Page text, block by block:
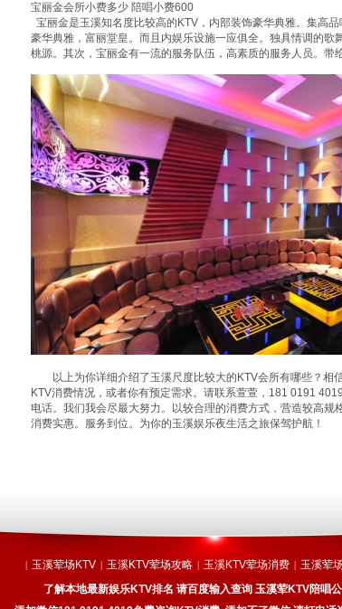
宝丽金会所小费多少 陪唱小费600
宝丽金是玉溪知名度比较高的KTV，内部装饰豪华典雅。集高
豪华典雅，富丽堂皇。而且内娱乐设施一应俱全。独具情调的
桃源。其次，宝丽金有一流的服务队伍，高素质的服务人员。带
以上为你详细介绍了玉溪尺度比较大的KTV会所有哪些？相
KTV消费情况，或者你有预定需求。请联系萱萱，181 0191
电话。我们我会尽最大努力。以较合理的消费方式，营造较高规
消费实惠。服务到位。为你的玉溪娱乐夜生活之旅保驾护航！
| 玉溪荤场KTV | 玉溪KTV荤场攻略 | 玉溪KTV荤场消费 | 玉溪荤
了解本地最新娱乐KTV排名 请百度输入查询 玉溪荤KTV陪唱